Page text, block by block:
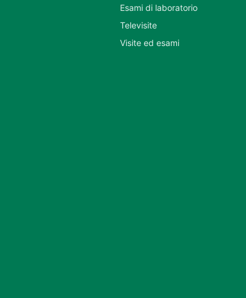
Esami di laboratorio
Televisite
Visite ed esami